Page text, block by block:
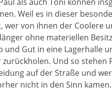
Weil es in dieser
wer von ihnen der Coolere
ohne materiellen
und Gut in eine Lagerhalle
zurückholen. Und so stehen
auf der Straße und
nicht in den Sinn kamen.